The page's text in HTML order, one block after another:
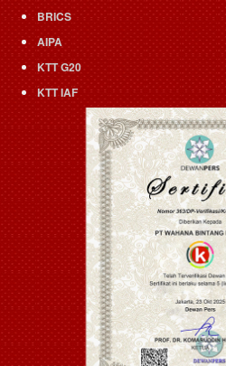
BRICS
AIPA
KTT G20
KTT IAF